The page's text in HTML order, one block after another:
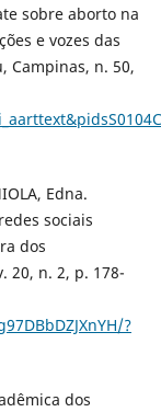
sobre aborto na
e vozes das
Campinas, n. 50,
Edna.
sociais
dos
20, n. 2, p. 178-
?
dos